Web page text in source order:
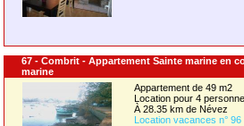
67 - Combrit - Appartement Sainte marine en
marine
Appartement de 49 m2
Location pour 4
À 28.35 km de Névez
Location vacances n° 96